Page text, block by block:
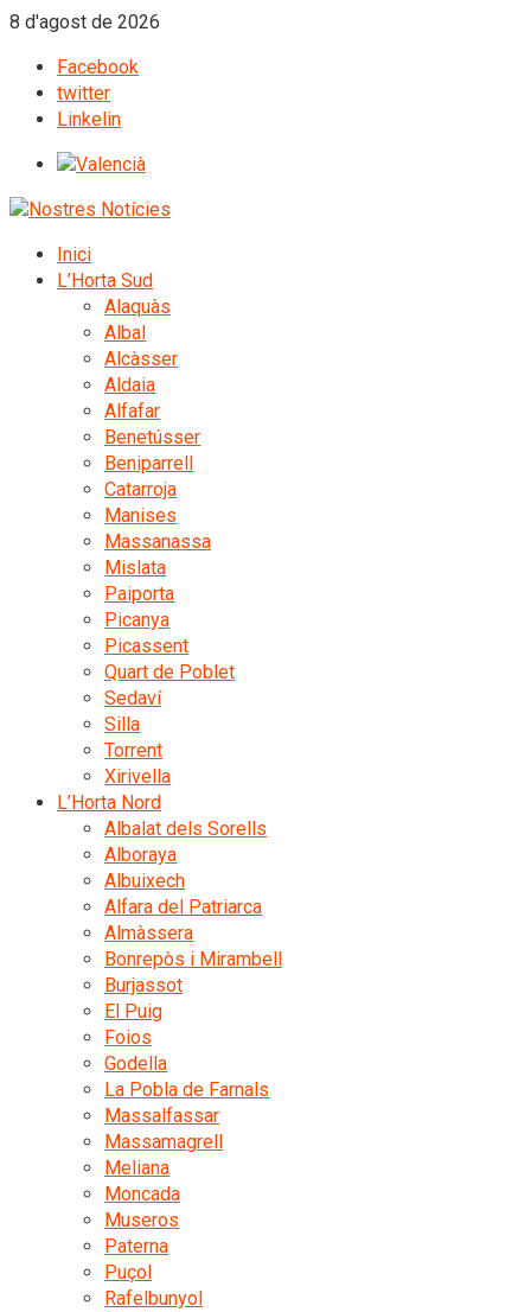
8 d'agost de 2026
Facebook
twitter
Linkelin
Inici
L’Horta Sud
Alaquàs
Albal
Alcàsser
Aldaia
Alfafar
Benetússer
Beniparrell
Catarroja
Manises
Massanassa
Mislata
Paiporta
Picanya
Picassent
Quart de Poblet
Sedaví
Silla
Torrent
Xirivella
L’Horta Nord
Albalat dels Sorells
Alboraya
Albuixech
Alfara del Patriarca
Almàssera
Bonrepòs i Mirambell
Burjassot
El Puig
Foios
Godella
La Pobla de Farnals
Massalfassar
Massamagrell
Meliana
Moncada
Museros
Paterna
Puçol
Rafelbunyol